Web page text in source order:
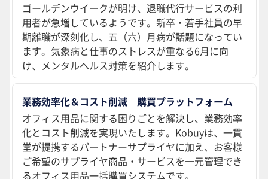
ゴールデンウイークが明け、退職代行サービスの利
用者が急増しているようです。新卒・若手社員の早
期離職が深刻化し、五（六）月病が話題になってい
ます。気象病と仕事のストレスが重なる6月に向
け、メンタルヘルス対策を紹介します。
業務効率化＆コスト削減 購買プラットフォーム
オフィス用品に関する困りごとを解決し、業務効率
化とコスト削減を実現いたします。Kobuyは、一貫
堂が提携するパートナーサプライヤに加え、お客様
ご希望のサプライヤ商品・サービスを一元管理でき
るオフィス用品一括購買システムです。